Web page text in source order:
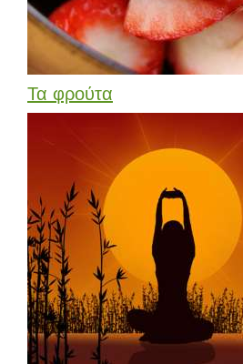
Τα φρούτα